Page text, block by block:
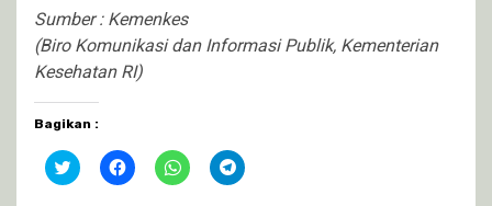
Sumber : Kemenkes
(Biro Komunikasi dan Informasi Publik, Kementerian
Kesehatan RI)
Bagikan :
Klik
untuk
Klik
untuk
Klik
untuk
Klik
untuk